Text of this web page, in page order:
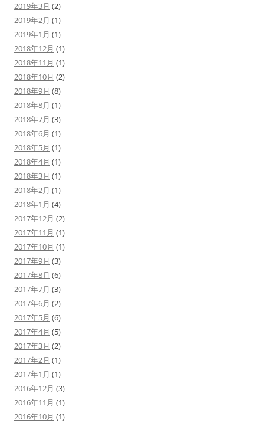
2019年3月 (2)
2019年2月 (1)
2019年1月 (1)
2018年12月 (1)
2018年11月 (1)
2018年10月 (2)
2018年9月 (8)
2018年8月 (1)
2018年7月 (3)
2018年6月 (1)
2018年5月 (1)
2018年4月 (1)
2018年3月 (1)
2018年2月 (1)
2018年1月 (4)
2017年12月 (2)
2017年11月 (1)
2017年10月 (1)
2017年9月 (3)
2017年8月 (6)
2017年7月 (3)
2017年6月 (2)
2017年5月 (6)
2017年4月 (5)
2017年3月 (2)
2017年2月 (1)
2017年1月 (1)
2016年12月 (3)
2016年11月 (1)
2016年10月 (1)